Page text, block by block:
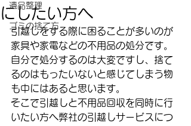
遺品整理
ゴミの捨て方
にしたい方へ
引越しをする際に困ることが多いのが
家具や家電などの不用品の処分です。
自分で処分するのは大変ですし、捨て
るのはもったいないと感じてしまう物
も中にはあると思います。
そこで引越しと不用品回収を同時に行
いたい方へ弊社の引越しサービスにつ